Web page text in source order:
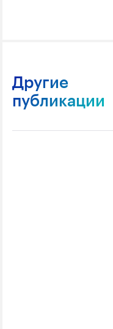
Другие
публикации